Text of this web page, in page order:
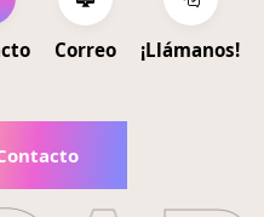
Correo ¡Llámanos!